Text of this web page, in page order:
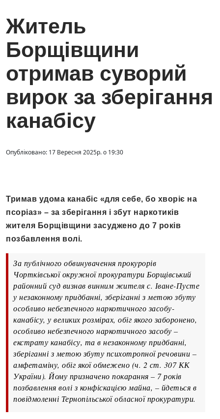
Житель
Борщівщини
отримав суворий
вирок за зберігання
канабісу
Опубліковано: 17 Вересня 2025р. о 19:30
Тримав удома канабіс «для себе, бо хворіє на
псоріаз» – за зберігання і збут наркотиків
жителя Борщівщини засуджено до 7 років
позбавлення волі.
За публічного обвинувачення прокурорів
Чортківської окружної прокуратури Борщівський
районний суд визнав винним жителя с. Іване-Пусте
у незаконному придбанні, зберіганні з метою збуту
особливо небезпечного наркотичного засобу-
канабісу, у великих розмірах, обіг якого заборонено,
особливо небезпечного наркотичного засобу –
екстрату канабісу, та в незаконному придбанні,
зберіганні з метою збуту психотропної речовини –
амфетаміну, обіг якої обмежено (ч. 2 ст. 307 КК
України). Йому призначено покарання – 7 років
позбавлення волі з конфіскацією майна, – йдеться в
повідмоленні Тернопільської обласної прокуратури.